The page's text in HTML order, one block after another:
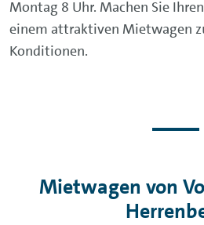
Montag 8 Uhr. Machen Sie
einem attraktiven Mietwagen
Konditionen.
Mietwagen von